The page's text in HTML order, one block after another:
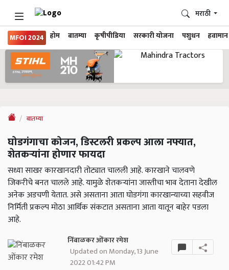
MFOI 2024 होम बातम्या कृषीपीडिया सरकारी योजना पशुधन हवामान
मराठी
बातम्या
घोडगंगाचा कोजन, डिस्टलरी प्रकल्प आला नफ्यात,
शेतकऱ्यांना होणार फायदा
सध्या साखर कारखानदारी तोट्यात चालली आहे. कारखाने चालवणे
जिकरीचे बनत चालले आहे. यामुळे शेतकऱ्यांना जास्तीचा भाव देताना देखील
अनेक अडचणी येतात. असे असताना आता घोडगंगा कारखान्याच्या सहवीज
निर्मिती प्रकल्प मोठा आर्थिक संकटात असताना आता यातून बाहेर पडला
आहे.
निंबाळकर ओंकार रमेश
Updated on Monday, 13 June
2022 01:42 PM